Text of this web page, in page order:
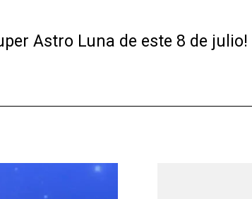
Astro Luna de este 8 de julio!